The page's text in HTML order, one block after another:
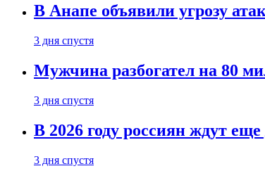
В Анапе объявили угрозу
3 дня спустя
Мужчина разбогател на 80
3 дня спустя
В 2026 году россиян ждут
3 дня спустя